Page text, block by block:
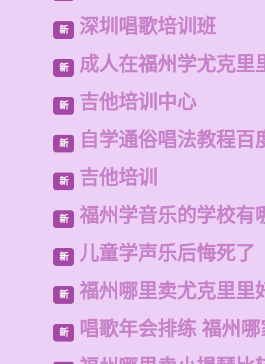
新 深圳唱歌培训班
新 成人在福州学尤克里
新 吉他培训中心
新 自学通俗唱法教程百
新 吉他培训
新 福州学音乐的学校有
新 儿童学声乐后悔死了
新 福州哪里卖尤克里里
新 唱歌年会排练 福州